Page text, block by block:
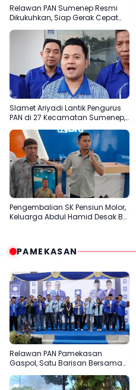
Relawan PAN Sumenep Resmi
Dikukuhkan, Siap Gerak Cepat
Bantu Rakyat
Slamet Ariyadi Lantik Pengurus
PAN di 27 Kecamatan Sumenep,
Pengembalian SK Pensiun Molor,
Keluarga Abdul Hamid Desak BRI
PAMEKASAN
Relawan PAN Pamekasan
Gaspol, Satu Barisan Bersama